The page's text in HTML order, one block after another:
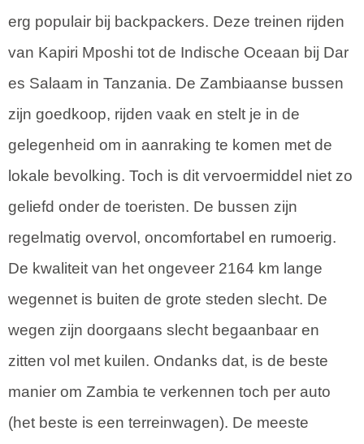
erg populair bij backpackers. Deze treinen rijden
van Kapiri Mposhi tot de Indische Oceaan bij Dar
es Salaam in Tanzania. De Zambiaanse bussen
zijn goedkoop, rijden vaak en stelt je in de
gelegenheid om in aanraking te komen met de
lokale bevolking. Toch is dit vervoermiddel niet zo
geliefd onder de toeristen. De bussen zijn
regelmatig overvol, oncomfortabel en rumoerig.
De kwaliteit van het ongeveer 2164 km lange
wegennet is buiten de grote steden slecht. De
wegen zijn doorgaans slecht begaanbaar en
zitten vol met kuilen. Ondanks dat, is de beste
manier om Zambia te verkennen toch per auto
(het beste is een terreinwagen). De meeste